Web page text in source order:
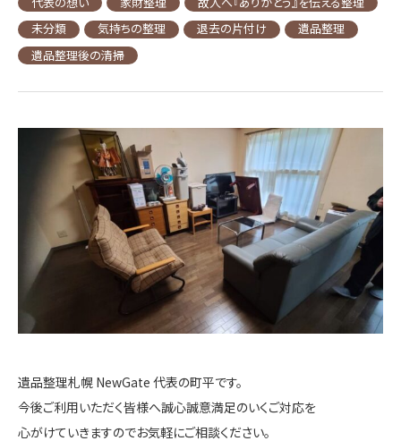
未分類
気持ちの整理 退去の片付け
遺品整理
遺品整理後の清掃
遺品整理札幌 NewGate 代表の町平です。
今後ご利用いただく皆様へ誠心誠意満足のいくご対応を
心がけていきますのでお気軽にご相談ください。